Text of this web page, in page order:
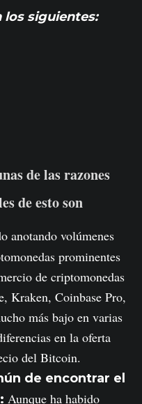
siguientes:
de las razones
de esto son
anotando volúmenes
prominentes
de criptomonedas
Kraken, Coinbase Pro,
más bajo en varias
en la oferta
del Bitcoin.
de encontrar el
Aunque ha habido